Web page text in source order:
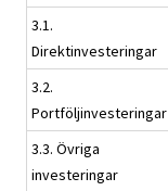
3.1.
Direktinvesteringar
3.2.
Portföljinvesteringar
3.3. Övriga
investeringar